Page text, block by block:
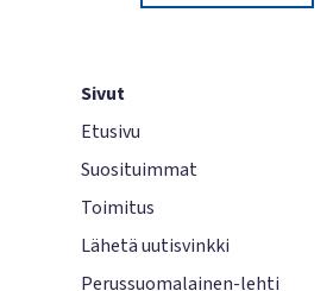
Sivut
Etusivu
Suosituimmat
Toimitus
Lähetä uutisvinkki
Perussuomalainen-lehti